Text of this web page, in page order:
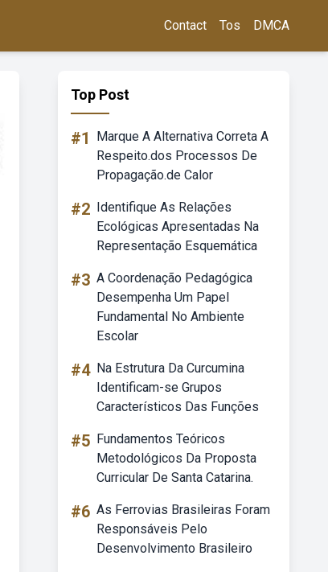
Contact Tos DMCA
Top Post
#1
Marque A Alternativa Correta A
Respeito.dos Processos De
Propagação.de Calor
#2 Identifique As Relações
Ecológicas Apresentadas Na
Representação Esquemática
#3 A Coordenação Pedagógica
Desempenha Um Papel
Fundamental No Ambiente
Escolar
#4 Na Estrutura Da Curcumina
Identificam-se Grupos
Característicos Das Funções
#5 Fundamentos Teóricos
Metodológicos Da Proposta
Curricular De Santa Catarina.
#6 As Ferrovias Brasileiras Foram
Responsáveis Pelo
Desenvolvimento Brasileiro